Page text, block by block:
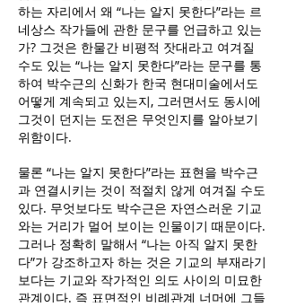
하는 자리에서 왜 “나는 알지 못한다”라는 르
네상스 작가들에 관한 문구를 언급하고 있는
가? 그것은 한물간 비평적 잣대라고 여겨질
수도 있는 “나는 알지 못한다”라는 문구를 통
하여 박수근의 신화가 한국 현대미술에서도
어떻게 계속되고 있는지, 그러면서도 동시에
그것이 던지는 도전은 무엇인지를 알아보기
위함이다.
물론 “나는 알지 못한다”라는 표현을 박수근
과 연결시키는 것이 적절치 않게 여겨질 수도
있다. 무엇보다도 박수근은 자연스러운 기교
와는 거리가 멀어 보이는 인물이기 때문이다.
그러나 정확히 말해서 “나는 아직 알지 못한
다”가 강조하고자 하는 것은 기교의 부재라기
보다는 기교와 작가적인 의도 사이의 미묘한
관계이다. 즉 표면적인 비례관계 너머에 그들